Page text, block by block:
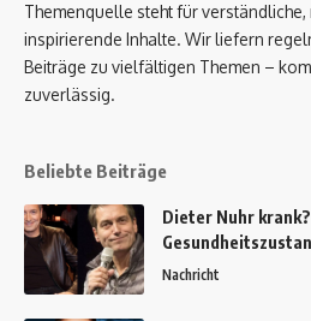
Themenquelle steht für
inspirierende Inhalte. Wir liefern
Beiträge zu vielfältigen Themen –
zuverlässig.
Beliebte Beiträge
Dieter Nuhr
Nachricht